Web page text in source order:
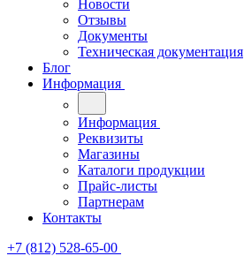
Новости
Отзывы
Документы
Техническая документация
Блог
Информация
Информация
Реквизиты
Магазины
Каталоги продукции
Прайс-листы
Партнерам
Контакты
+7 (812) 528-65-00